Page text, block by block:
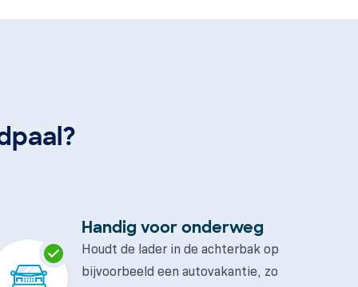
Handig voor onderweg
Houdt de lader in de achterbak op
bijvoorbeeld een autovakantie, zo